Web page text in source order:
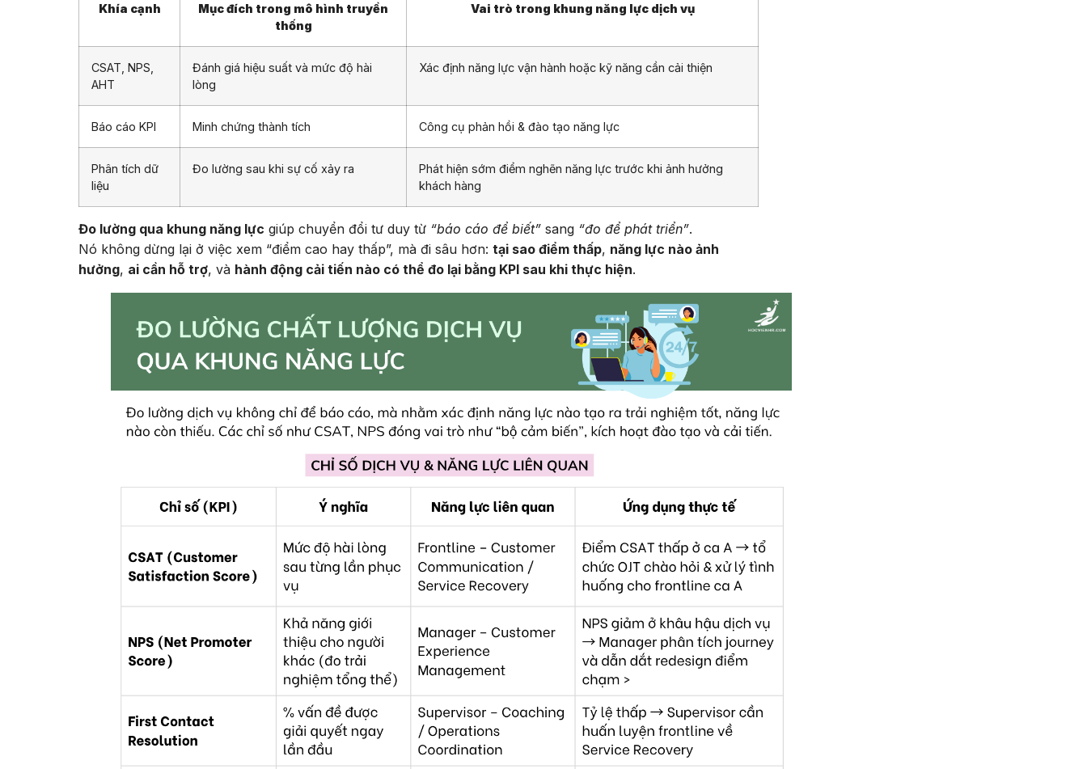
Khía cạnh
Mục đích trong mô hình truyền
thống
Vai trò trong khung năng lực dịch vụ
CSAT, NPS,
AHT
Đánh giá hiệu suất và mức độ hài
lòng
Xác định năng lực vận hành hoặc kỹ năng cần cải thiện
Báo cáo KPI Minh chứng thành tích Công cụ phản hồi & đào tạo năng lực
Phân tích dữ
liệu
Đo lường sau khi sự cố xảy ra
Phát hiện sớm điểm nghẽn năng lực trước khi ảnh hưởng
khách hàng
Đo lường qua khung năng lực giúp chuyển đổi tư duy từ “báo cáo để biết” sang “đo để phát triển”.
Nó không dừng lại ở việc xem “điểm cao hay thấp”, mà đi sâu hơn: tại sao điểm thấp, năng lực nào ảnh
hưởng, ai cần hỗ trợ, và hành động cải tiến nào có thể đo lại bằng KPI sau khi thực hiện.